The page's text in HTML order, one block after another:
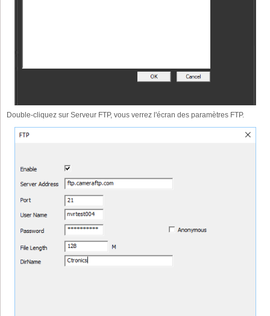
Double-cliquez sur Serveur FTP, vous verrez l'écran des paramètres FTP.